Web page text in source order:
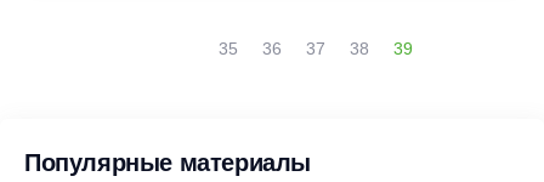
35 36 37 38 39
Популярные материалы